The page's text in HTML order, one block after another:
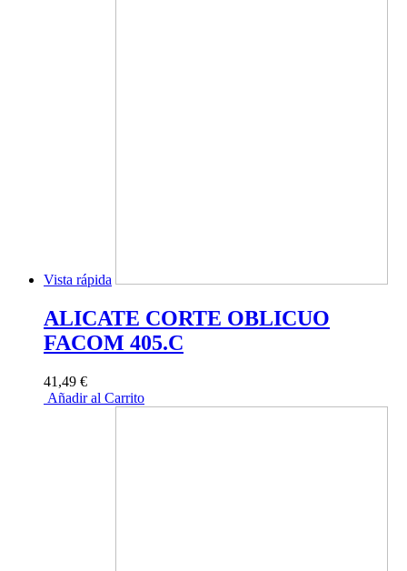
Vista rápida
ALICATE CORTE OBLICUO
FACOM 405.C
41,49 €
Añadir al Carrito